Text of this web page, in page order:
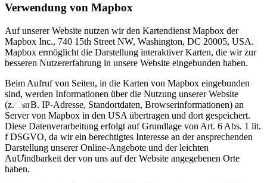
Verwendung von Mapbox
Auf unserer Website nutzen wir den Kartendienst Mapbox der
Mapbox Inc., 740 15th Street NW, Washington, DC 20005, USA.
Mapbox ermöglicht die Darstellung interaktiver Karten, die wir zur
besseren Nutzererfahrung in unsere Website eingebunden haben.
Beim Aufruf von Seiten, in die Karten von Mapbox eingebunden
sind, werden Informationen über die Nutzung unserer Website
(z.ௗB. IP-Adresse, Standortdaten, Browserinformationen) an
Server von Mapbox in den USA übertragen und dort gespeichert.
Diese Datenverarbeitung erfolgt auf Grundlage von Art. 6 Abs. 1 lit.
f DSGVO, da wir ein berechtigtes Interesse an der ansprechenden
Darstellung unserer Online-Angebote und der leichten
AuƯindbarkeit der von uns auf der Website angegebenen Orte
haben.